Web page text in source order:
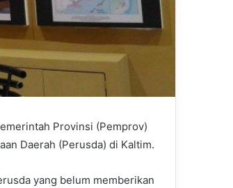
Provinsi (Pemprov)
Daerah (Perusda) di Kaltim.
yang belum memberikan